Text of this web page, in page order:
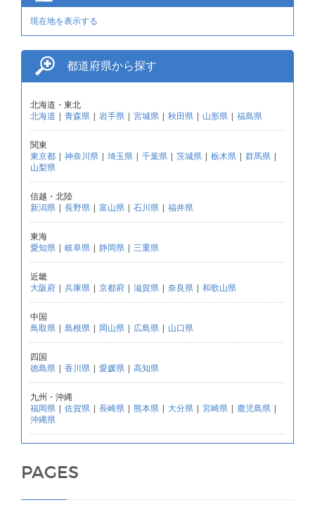
現在地を表示する
都道府県から探す
北海道・東北
北海道 | 青森県 | 岩手県 | 宮城県 | 秋田県 | 山形県 | 福島県
関東
東京都 | 神奈川県 | 埼玉県 | 千葉県 | 茨城県 | 栃木県 | 群馬県 |
山梨県
信越・北陸
新潟県 | 長野県 | 富山県 | 石川県 | 福井県
東海
愛知県 | 岐阜県 | 静岡県 | 三重県
近畿
大阪府 | 兵庫県 | 京都府 | 滋賀県 | 奈良県 | 和歌山県
中国
鳥取県 | 島根県 | 岡山県 | 広島県 | 山口県
四国
徳島県 | 香川県 | 愛媛県 | 高知県
九州・沖縄
福岡県 | 佐賀県 | 長崎県 | 熊本県 | 大分県 | 宮崎県 | 鹿児島県 |
沖縄県
PAGES